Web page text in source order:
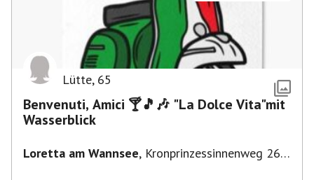
Lütte, 65
Benvenuti, Amici 🍸🎵🎶 "La Dolce Vita"mit
Wasserblick
Loretta am Wannsee, Kronprinzessinnenweg 260,